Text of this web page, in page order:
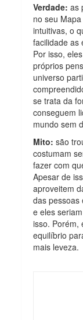
Verdade: as
no seu
intuitivas, o
facilidade as
Por isso,
próprios
universo
se trata da
conseguem
mundo sem
Mito: são
costumam
fazer com
Apesar de
aproveitem
das pessoas
e eles
isso. Porém,
equilíbrio
mais leveza.